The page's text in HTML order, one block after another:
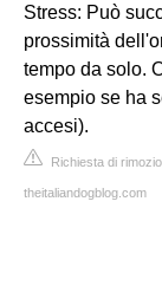
Stress: Può
prossimità
tempo da solo.
esempio se ha
accesi).
Richiesta di
theitaliandogblog.com